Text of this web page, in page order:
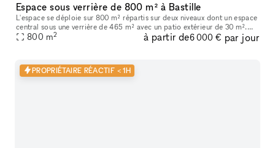
Espace sous verrière de 800 m² à Bastille
L'espace se déploie sur 800 m² répartis sur deux niveaux dont un espace
central sous une verrière de 465 m² avec un patio extérieur de 30 m².
Vous trouverez en pièce jointe une présentation détaillée
800 m2 à partir de6 000 € par jour
PROPRIÉTAIRE RÉACTIF < 1H